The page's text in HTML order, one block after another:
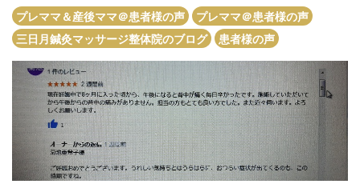
プレママ＆産後ママ＠患者様の声
プレママ＠患者様の声
三日月鍼灸マッサージ整体院のブログ
患者様の声